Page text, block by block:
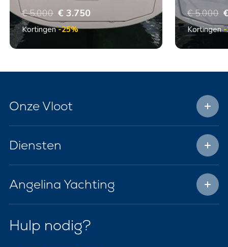
€ 5.000 € 3.750
Kortingen-25%
€ 5.000
Kortingen-
Onze Vloot
Diensten
Angelina Yachting
Hulp nodig?